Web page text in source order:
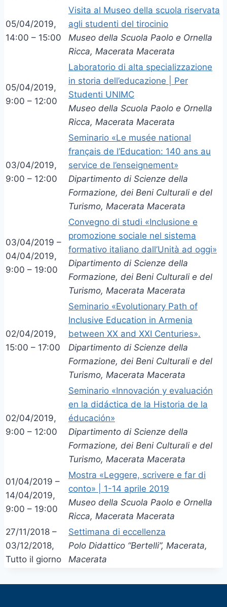
05/04/2019,
14:00 – 15:00
Visita al Museo della scuola riservata
agli studenti del tirocinio
Museo della Scuola Paolo e Ornella
Ricca, Macerata Macerata
05/04/2019,
9:00 – 12:00
Laboratorio di alta specializzazione
in storia dell’educazione | Per
Studenti UNIMC
Museo della Scuola Paolo e Ornella
Ricca, Macerata Macerata
03/04/2019,
9:00 – 12:00
Seminario «Le musée national
français de l’Education: 140 ans au
service de l’enseignement»
Dipartimento di Scienze della
Formazione, dei Beni Culturali e del
Turismo, Macerata Macerata
03/04/2019 –
04/04/2019,
9:00 – 19:00
Convegno di studi «Inclusione e
promozione sociale nel sistema
formativo italiano dall’Unità ad oggi»
Dipartimento di Scienze della
Formazione, dei Beni Culturali e del
Turismo, Macerata Macerata
02/04/2019,
15:00 – 17:00
Seminario «Evolutionary Path of
Inclusive Education in Armenia
between XX and XXI Centuries».
Dipartimento di Scienze della
Formazione, dei Beni Culturali e del
Turismo, Macerata Macerata
02/04/2019,
9:00 – 12:00
Seminario «Innovación y evaluación
en la didáctica de la Historia de la
éducación»
Dipartimento di Scienze della
Formazione, dei Beni Culturali e del
Turismo, Macerata Macerata
01/04/2019 –
14/04/2019,
9:00 – 19:00
Mostra «Leggere, scrivere e far di
conto» | 1-14 aprile 2019
Museo della Scuola Paolo e Ornella
Ricca, Macerata Macerata
27/11/2018 –
03/12/2018,
Tutto il giorno
Settimana di eccellenza
Polo Didattico “Bertelli”, Macerata,
Macerata